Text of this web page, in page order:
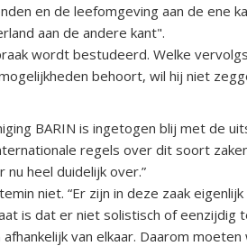
en de leefomgeving aan de ene
aan de andere kant".
wordt bestudeerd. Welke
behoort, wil hij niet
BARIN is ingetogen blij met de
regels over dit soort
heel duidelijk over.”
niet. “Er zijn in deze zaak
is dat er niet solistisch of eenzijdig
van elkaar. Daarom